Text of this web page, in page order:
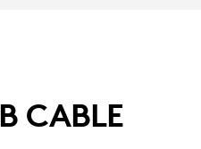
CABLE